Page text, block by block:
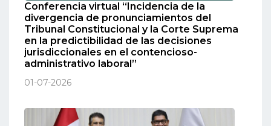
Conferencia virtual “Incidencia de la
divergencia de pronunciamientos del
Tribunal Constitucional y la Corte Suprema
en la predictibilidad de las decisiones
jurisdiccionales en el contencioso-
administrativo laboral”
01-07-2026